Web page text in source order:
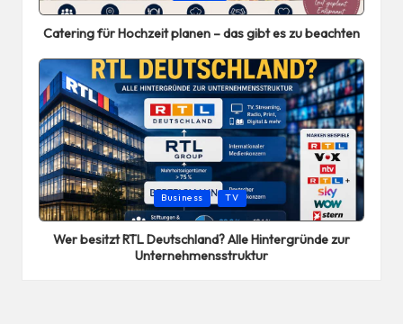
in
Catering für Hochzeit planen – das gibt es zu beachten
Posted
in
Business TV
Wer besitzt RTL Deutschland? Alle Hintergründe zur
Unternehmensstruktur